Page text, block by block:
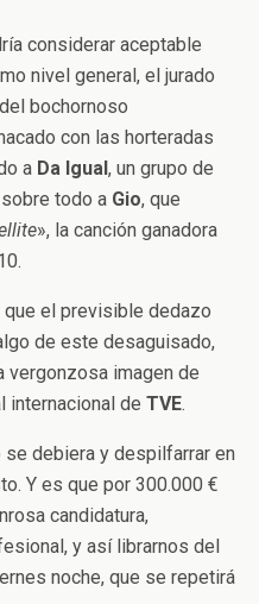
considerar aceptable
nivel general, el jurado
bochornoso
con las horteradas
a Da Igual, un grupo de
sobre todo a Gio, que
», la canción ganadora
que el previsible dedazo
de este desaguisado,
vergonzosa imagen de
internacional de TVE.
se debiera y despilfarrar en
Y es que por 300.000 €
candidatura,
y así librarnos del
noche, que se repetirá